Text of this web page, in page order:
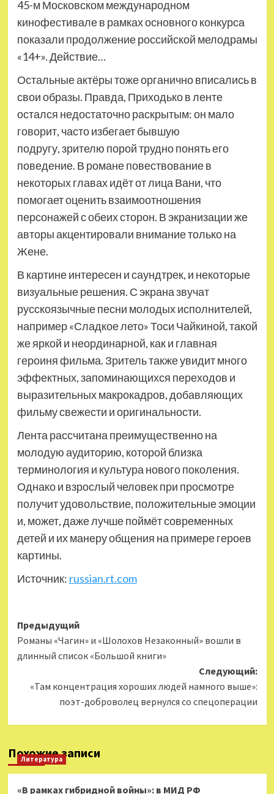
45-м Московском международном
кинофестивале в рамках основного конкурса
показали продолжение российской мелодрамы
«14+». Действие…
Остальные актёры тоже органично вписались в
свои образы. Правда, Приходько в ленте
остался недостаточно раскрытым: он мало
говорит, часто избегает бывшую
подругу, зрителю порой трудно понять его
поведение. В романе повествование в
некоторых главах идёт от лица Вани, что
помогает оценить взаимоотношения
персонажей с обеих сторон. В экранизации же
авторы акцентировали внимание только на
Жене.
В картине интересен и саундтрек, и некоторые
визуальные решения. С экрана звучат
русскоязычные песни молодых исполнителей,
например «Сладкое лето» Тоси Чайкиной, такой
же яркой и неординарной, как и главная
героиня фильма. Зритель также увидит много
эффектных, запоминающихся переходов и
выразительных макрокадров, добавляющих
фильму свежести и оригинальности.
Лента рассчитана преимущественно на
молодую аудиторию, которой близка
терминология и культура нового поколения.
Однако и взрослый человек при просмотре
получит удовольствие, положительные эмоции
и, может, даже лучше поймёт современных
детей и их манеру общения на примере героев
картины.
Источник: russian.rt.com
Навигация
записи
Предыдущий
Романы «Чагин» и «Шолохов Незаконный» вошли в
длинный список «Большой книги»
Следующий:
«Там концентрация хороших людей намного выше»:
поэт-доброволец вернулся со спецоперации
Похожие записи
Литература
«В рамках гибридной войны»: в МИД РФ